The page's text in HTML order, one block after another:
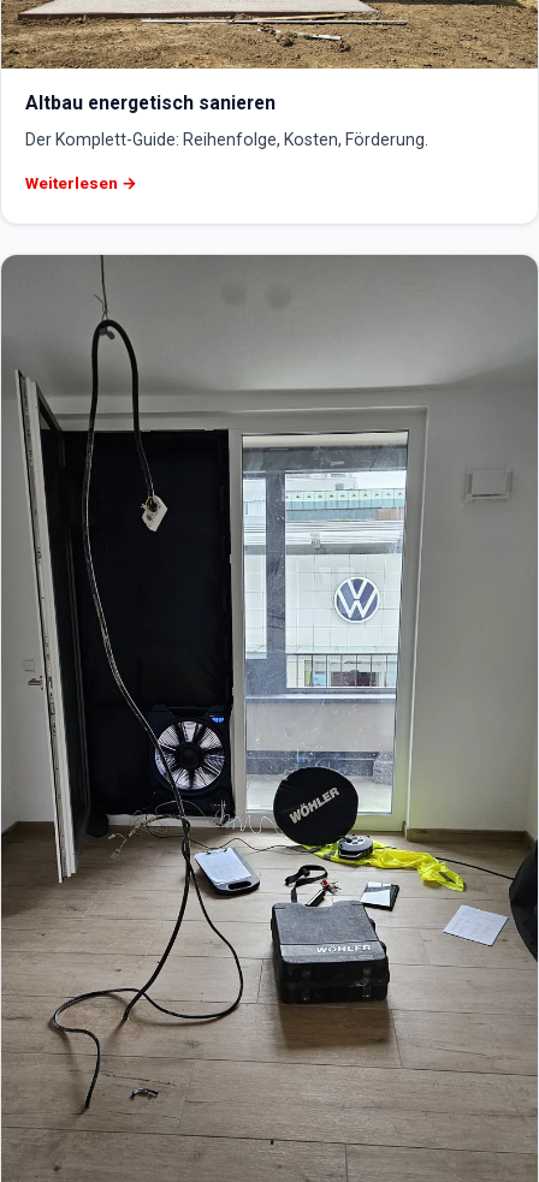
Altbau energetisch sanieren
Der Komplett-Guide: Reihenfolge, Kosten, Förderung.
Weiterlesen →